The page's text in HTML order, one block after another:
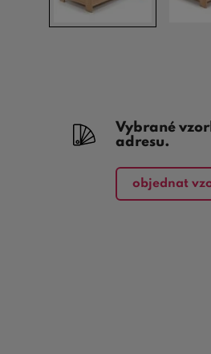
Vybrané
adresu.
objednat